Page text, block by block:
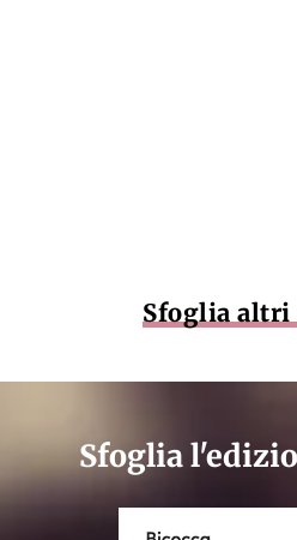
Sfoglia altri
Sfoglia